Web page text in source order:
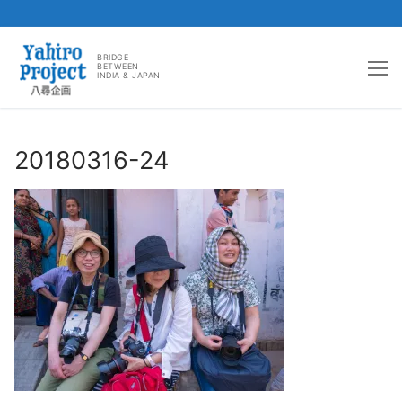
BRIDGE
BETWEEN
INDIA & JAPAN
20180316-24